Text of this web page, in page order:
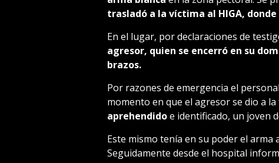
trasladó a la víctima al HIGA,
En el lugar, por declaraciones de
agresor, quien se encerró en su
brazos.
Por razones de emergencia el
momento en que el agresor se dio a
aprehendidoe identificado, un joven
Este mismo tenía en su poder el
Seguidamente desde el hospital